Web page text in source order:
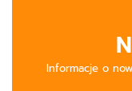
Informacje o